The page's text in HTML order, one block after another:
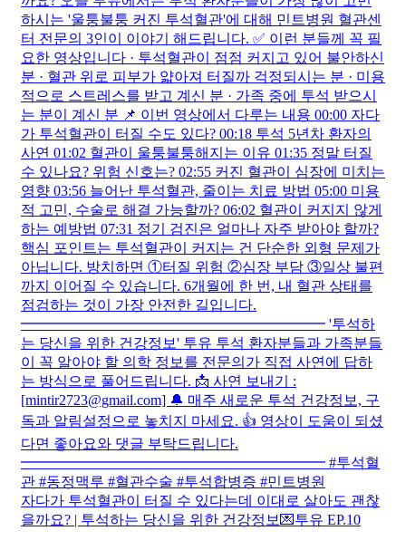
생리 때마다 제왕절개 흉터가 아프다면? 의심해야 할 질
환